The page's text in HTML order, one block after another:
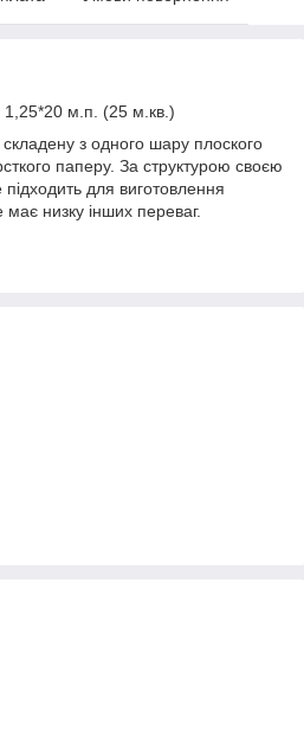
м.п. (25 м.кв.)
з одного шару плоского
паперу. За структурою своєю
підходить для виготовлення
низку інших переваг.